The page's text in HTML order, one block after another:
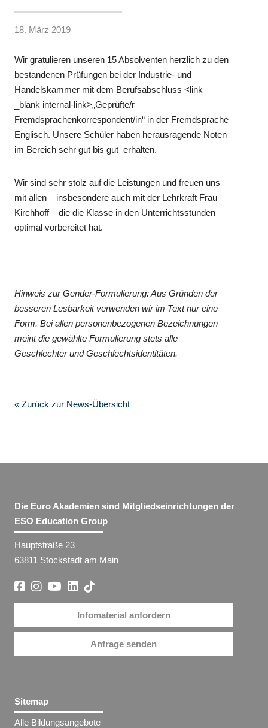
18. März 2019
Wir gratulieren unseren 15 Absolventen herzlich zu den
bestandenen Prüfungen bei der Industrie- und
Handelskammer mit dem Berufsabschluss <link
_blank internal-link>„Geprüfte/r
Fremdsprachenkorrespondent/in“ in der Fremdsprache
Englisch. Unsere Schüler haben herausragende Noten
im Bereich sehr gut bis gut erhalten.
Wir sind sehr stolz auf die Leistungen und freuen uns
mit allen – insbesondere auch mit der Lehrkraft Frau
Kirchhoff – die die Klasse in den Unterrichtsstunden
optimal vorbereitet hat.
Hinweis zur Gender-Formulierung: Aus Gründen der
besseren Lesbarkeit verwenden wir im Text nur eine
Form. Bei allen personenbezogenen Bezeichnungen
meint die gewählte Formulierung stets alle
Geschlechter und Geschlechtsidentitäten.
« Zurück zur News-Übersicht
Die Euro Akademien sind Mitgliedseinrichtungen der
ESO Education Group
Hauptstraße 23
63811 Stockstadt am Main
Infomaterial anfordern
Anfrage senden
Sitemap
Alle Bildungsangebote